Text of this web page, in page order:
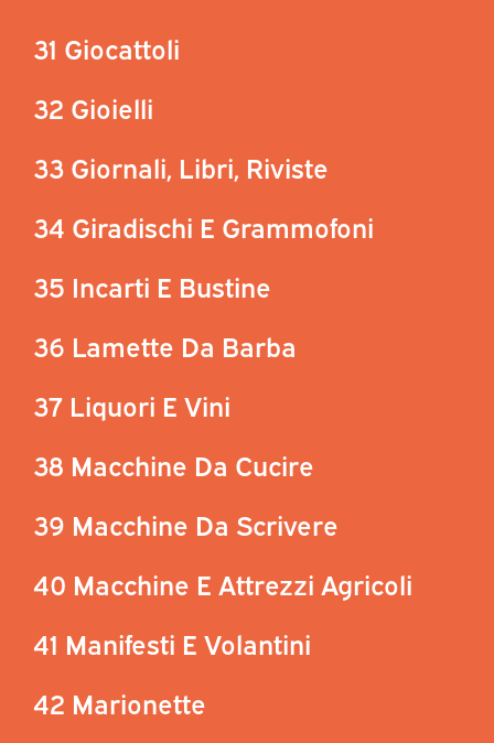
31 Giocattoli
32 Gioielli
33 Giornali, Libri, Riviste
34 Giradischi E Grammofoni
35 Incarti E Bustine
36 Lamette Da Barba
37 Liquori E Vini
38 Macchine Da Cucire
39 Macchine Da Scrivere
40 Macchine E Attrezzi Agricoli
41 Manifesti E Volantini
42 Marionette